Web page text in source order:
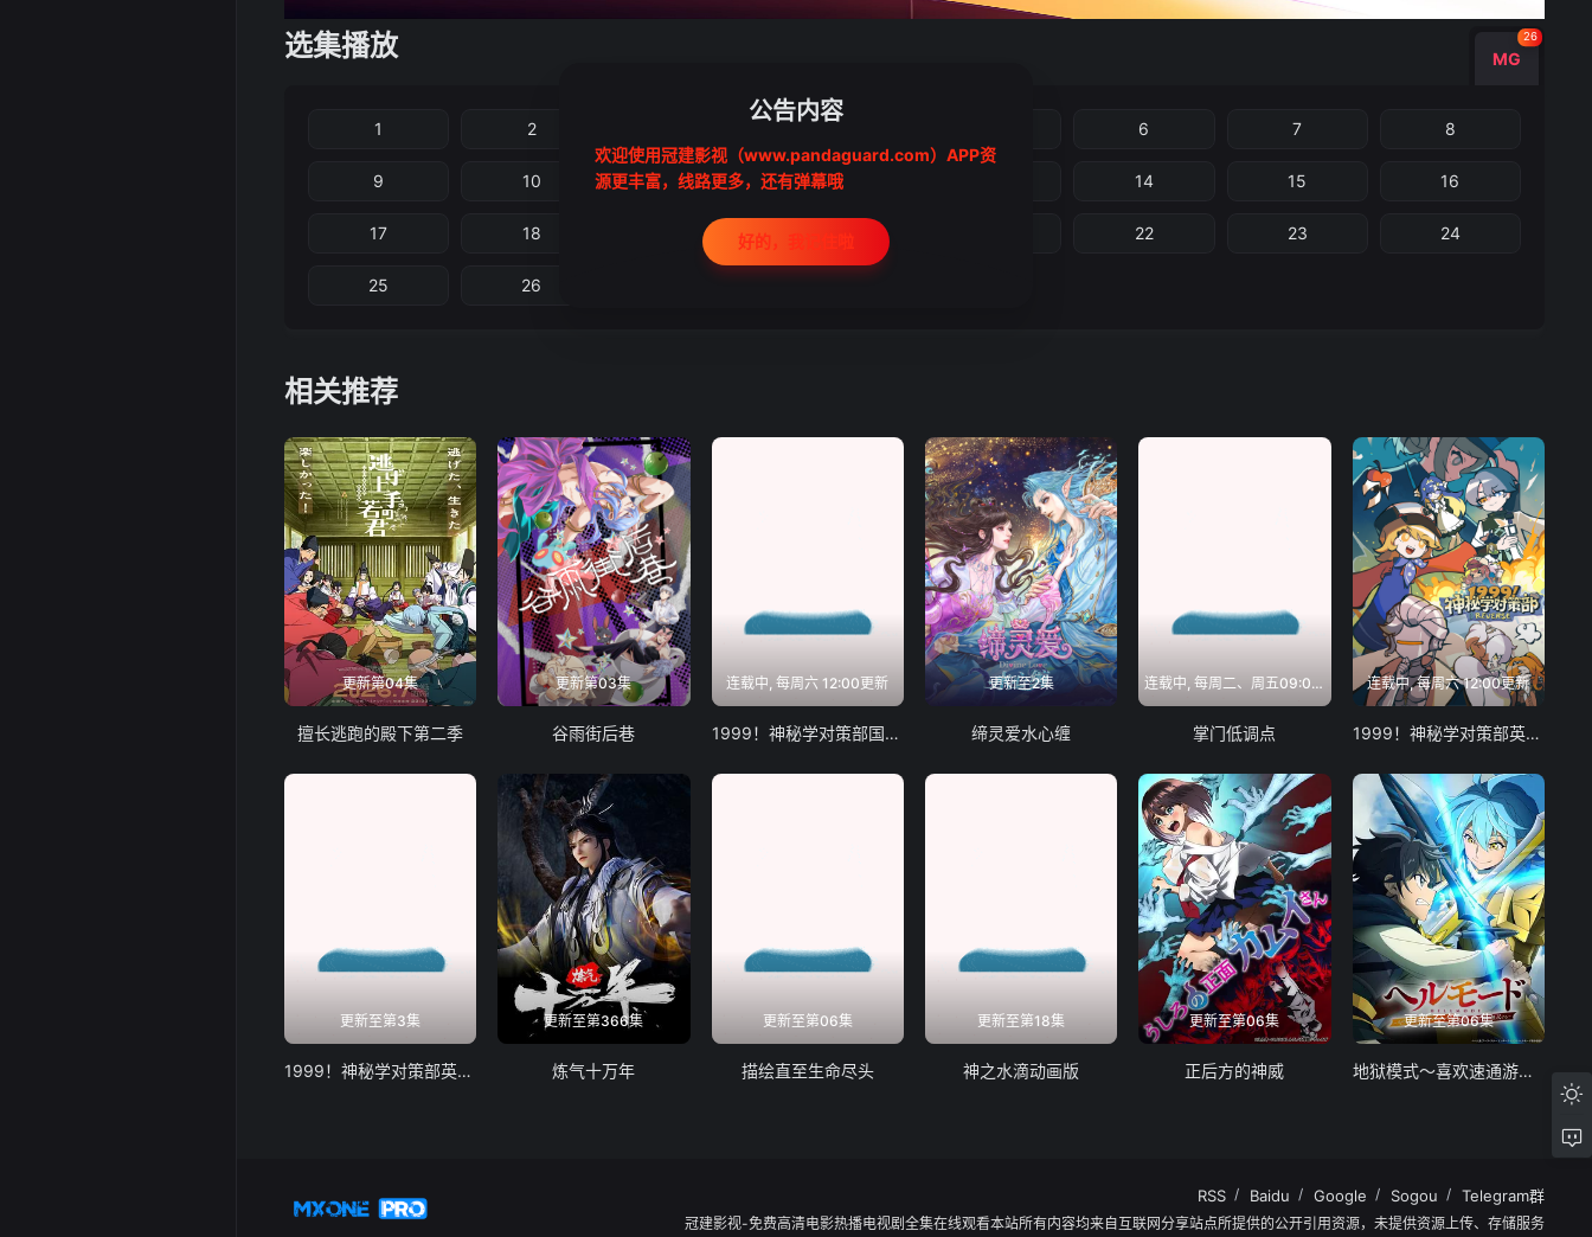
选集播放 MG
26
1 2 4 6 7 8
9 10 11 12 14 15 16
17 18 22 23 24
25 26
相关推荐
更新第04集
擅长逃跑的殿下第二季
更新第03集
谷雨街后巷
连载中, 每周六 12:00更新
1999！神秘学对策部国语版
更新至2集
缔灵爱水心缠
连载中, 每周二、周五09:00更新
掌门低调点
连载中, 每周六 12:00更新
1999！神秘学对策部英配版
更新至第3集
1999！神秘学对策部英语版
更新至第366集
炼气十万年
更新至第06集
描绘直至生命尽头
更新至第18集
神之水滴动画版
更新至第06集
正后方的神威
更新至第06集
地狱模式～喜欢速通游戏的玩家在废设定异世界无双～第二季
RSS Baidu Google Sogou Telegram群
冠建影视-免费高清电影热播电视剧全集在线观看本站所有内容均来自互联网分享站点所提供的公开引用资源，未提供资源上传、存储服务
公告内容
欢迎使用冠建影视（www.pandaguard.com）APP资
源更丰富，线路更多，还有弹幕哦
好的，我记住啦